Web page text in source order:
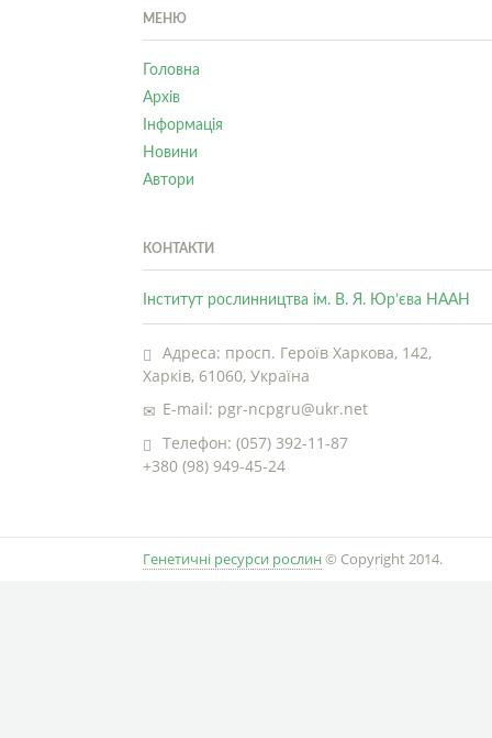
МЕНЮ
Головна
Архів
Інформація
Новини
Автори
КОНТАКТИ
Інститут рослинництва ім. В. Я. Юр’єва НААН
Адреса: просп. Героїв Харкова, 142,
Харків, 61060, Україна
E-mail: pgr-ncpgru@ukr.net
Телефон: (057) 392-11-87
+380 (98) 949-45-24
Генетичні ресурси рослин © Copyright 2014.